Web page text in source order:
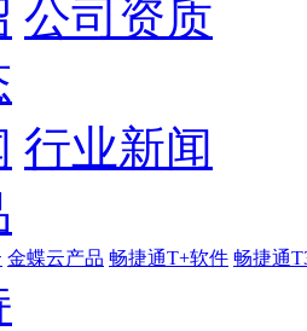
公司资质
行业新闻
金蝶云产品 畅捷通T+软件 畅捷通